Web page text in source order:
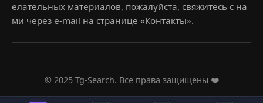
елательных материалов, пожалуйста, свяжитесь с на
ми через e-mail на странице «Контакты».
© 2025 Tg-Search. Все права защищены ❤️